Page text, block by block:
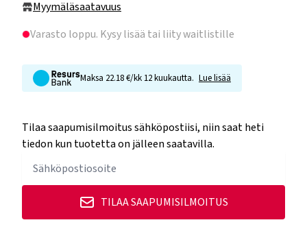
Myymäläsaatavuus
Varasto loppu. Kysy lisää tai liity waitlistille
Maksa 22.18 €/kk 12 kuukautta. Lue lisää
Tilaa saapumisilmoitus sähköpostiisi, niin saat heti
tiedon kun tuotetta on jälleen saatavilla.
TILAA SAAPUMISILMOITUS